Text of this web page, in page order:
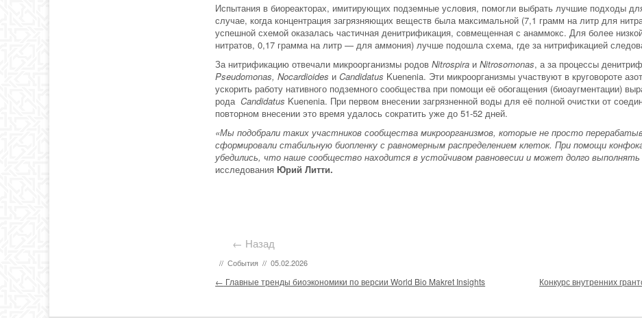
Испытания в биореакторах, имитирующих подземные условия, помогли выбрать лучшие подходы
случае, когда концентрация загрязняющих веществ была максимальной (7,1 грамм на литр для
успешной схемой оказалась частичная денитрификация, совмещенная с анаммокс. Для более
нитратов, 0,17 грамма на литр — для аммония) лучше подошла схема, где за нитрификацией
За нитрификацию отвечали микроорганизмы родовNitrospira иNitrosomonas, а за процессы
Pseudomonas, Nocardioides иCandidatus Kuenenia. Эти микроорганизмы участвуют в круговороте
ускорить работу нативного подземного сообщества при помощи её обогащения (биоаугментации)
родаCandidatus Kuenenia. При первом внесении загрязненной воды для её полной очистки от
повторном внесении это время удалось сократить уже до 51-52 дней.
«Мы подобрали таких участников сообщества микроорганизмов, которые не просто
сформировали стабильную биопленку с равномерным распределением клеток. При помощи
убедились, что наше сообщество находится в устойчивом равновесии и может долго выполнять
исследования Юрий Литти.
← Назад
// События // 05.02.2026
Post navigation
← Главные тренды биоэкономики по версии World Bio Makret Insights
Конкурс внутренних